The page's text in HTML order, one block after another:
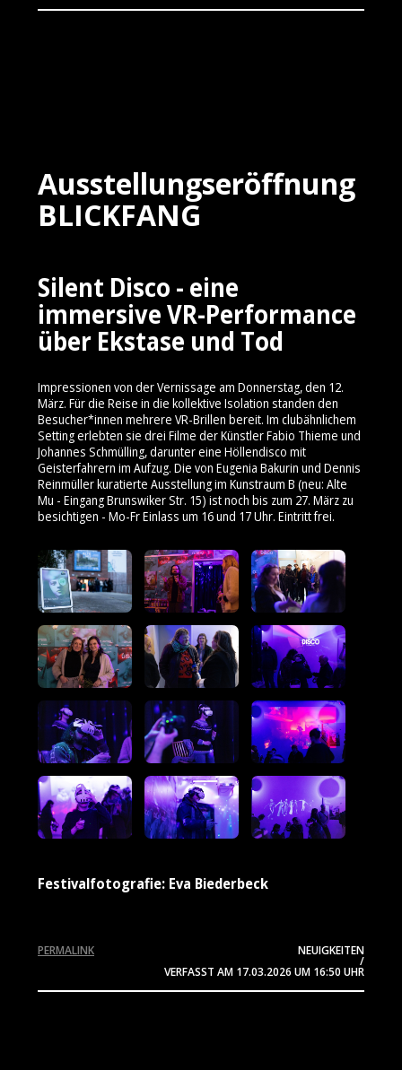
Ausstellungseröffnung
BLICKFANG
Silent Disco - eine
immersive VR-Performance
über Ekstase und Tod
Impressionen von der Vernissage am Donnerstag, den 12.
März. Für die Reise in die kollektive Isolation standen den
Besucher*innen mehrere VR-Brillen bereit. Im clubähnlichem
Setting erlebten sie drei Filme der Künstler Fabio Thieme und
Johannes Schmülling, darunter eine Höllendisco mit
Geisterfahrern im Aufzug. Die von Eugenia Bakurin und Dennis
Reinmüller kuratierte Ausstellung im Kunstraum B (neu: Alte
Mu - Eingang Brunswiker Str. 15) ist noch bis zum 27. März zu
besichtigen - Mo-Fr Einlass um 16 und 17 Uhr. Eintritt frei.
Festivalfotografie: Eva Biederbeck
NEUIGKEITEN
/
VERFASST AM 17.03.2026 UM 16:50 UHR
PERMALINK